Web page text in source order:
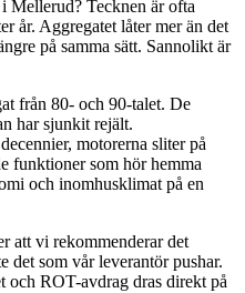
Mellerud? Tecknen är ofta
år. Aggregatet låter mer än det
på samma sätt. Sannolikt är
från 80- och 90-talet. De
har sjunkit rejält.
motorerna sliter på
funktioner som hör hemma
och inomhusklimat på en
att vi rekommenderar det
det som vår leverantör pushar.
och ROT-avdrag dras direkt på